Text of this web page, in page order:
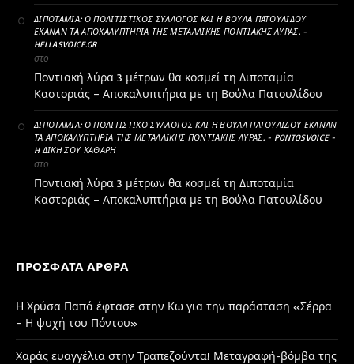
ΔΙΠΟΤΑΜΊΑ: Ο ΠΟΛΙΤΙΣΤΙΚΌΣ ΣΎΛΛΟΓΟΣ ΚΑΙ Η ΒΟΎΛΑ ΠΑΤΟΥΛΊΔΟΥ
ΈΚΑΝΑΝ ΤΑ ΑΠΟΚΑΛΥΠΤΉΡΙΑ ΤΗΣ ΜΕΤΑΛΛΙΚΉΣ ΠΟΝΤΙΑΚΉΣ ΛΎΡΑΣ. -
HELLASVOICE.GR
στο
Ποντιακή λύρα 3 μέτρων θα κοσμεί τη Διποταμία
Καστοριάς – Αποκαλυπτήρια με τη Βούλα Πατουλίδου
ΔΙΠΟΤΑΜΊΑ: Ο ΠΟΛΙΤΙΣΤΙΚΌ ΣΎΛΛΟΓΟΣ ΚΑΙ Η ΒΟΎΛΑ ΠΑΤΟΥΛΊΔΟΥ ΈΚΑΝΑΝ
ΤΑ ΑΠΟΚΑΛΥΠΤΉΡΙΑ ΤΗΣ ΜΕΤΑΛΛΙΚΉΣ ΠΟΝΤΙΑΚΉΣ ΛΎΡΑΣ. - PONTOSVOICE -
H ΔΙΚΉ ΣΟΥ ΚΑΘΑΡΗ
στο
Ποντιακή λύρα 3 μέτρων θα κοσμεί τη Διποταμία
Καστοριάς – Αποκαλυπτήρια με τη Βούλα Πατουλίδου
ΠΡΌΣΦΑΤΑ ΆΡΘΡΑ
Η Χρύσα Παπά έφτασε στην Κω για την παράσταση «Σέρρα
– Η ψυχή του Πόντου»
Χαράς ευαγγέλια στην Τραπεζούντα! Μεταγραφή-βόμβα της